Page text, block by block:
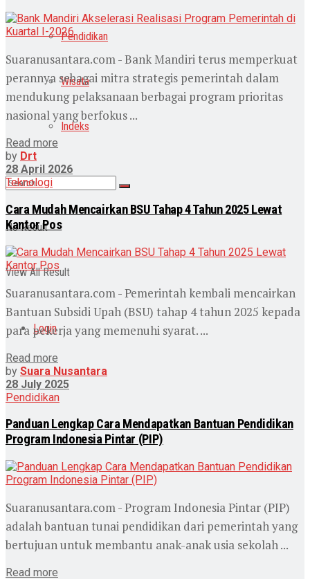
Pendidikan
Wisata
Indeks
No Result
View All Result
Login
Suaranusantara.com - Bank Mandiri terus memperkuat
perannya sebagai mitra strategis pemerintah dalam
mendukung pelaksanaan berbagai program prioritas
nasional yang berfokus ...
Read more
by Drt
28 April 2026
Teknologi
Cara Mudah Mencairkan BSU Tahap 4 Tahun 2025 Lewat
Kantor Pos
Suaranusantara.com - Pemerintah kembali mencairkan
Bantuan Subsidi Upah (BSU) tahap 4 tahun 2025 kepada
para pekerja yang memenuhi syarat. ...
Read more
by Suara Nusantara
28 July 2025
Pendidikan
Panduan Lengkap Cara Mendapatkan Bantuan Pendidikan
Program Indonesia Pintar (PIP)
Suaranusantara.com - Program Indonesia Pintar (PIP)
adalah bantuan tunai pendidikan dari pemerintah yang
bertujuan untuk membantu anak-anak usia sekolah ...
Read more